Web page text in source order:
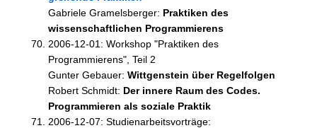
Gabriele Gramelsberger: Praktiken des
wissenschaftlichen Programmierens
2006-12-01: Workshop "Praktiken des
Programmierens", Teil 2
Gunter Gebauer: Wittgenstein über Regelfolgen
Robert Schmidt: Der innere Raum des Codes.
Programmieren als soziale Praktik
2006-12-07: Studienarbeitsvorträge: